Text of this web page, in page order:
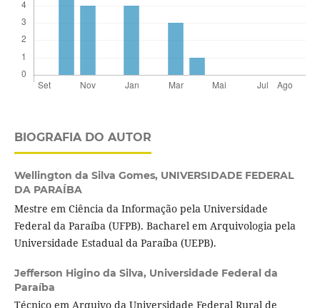
BIOGRAFIA DO AUTOR
Wellington da Silva Gomes, UNIVERSIDADE FEDERAL
DA PARAÍBA
Mestre em Ciência da Informação pela Universidade
Federal da Paraíba (UFPB). Bacharel em Arquivologia pela
Universidade Estadual da Paraíba (UEPB).
Jefferson Higino da Silva, Universidade Federal da
Paraíba
Técnico em Arquivo da Universidade Federal Rural de